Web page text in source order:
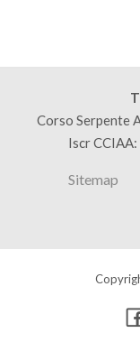
Corso Serpente
Iscr
Sitemap